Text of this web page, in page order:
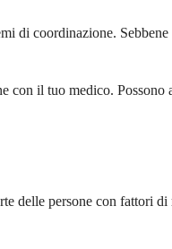
di coordinazione.
il tuo medico. Possono
delle persone con fattori